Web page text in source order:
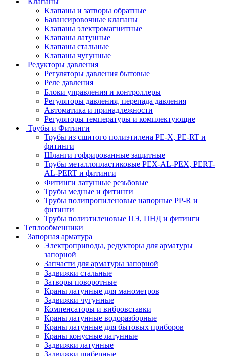
Клапаны и затворы обратные
Балансировочные клапаны
Клапаны электромагнитные
Клапаны латунные
Клапаны стальные
Клапаны чугунные
Редукторы давления
Регуляторы давления бытовые
Реле давления
Блоки управления и контроллеры
Регуляторы давления, перепада давления
Автоматика и принадлежности
Регуляторы температуры и комплектующие
Трубы и Фитинги
Трубы из сшитого полиэтилена PE-X, PE-RT и
фитинги
Шланги гофрированные защитные
Трубы металлопластиковые PEX-AL-PEX, PERT-
AL-PERT и фитинги
Фитинги латунные резьбовые
Трубы медные и фитинги
Трубы полипропиленовые напорные PP-R и
фитинги
Трубы полиэтиленовые ПЭ, ПНД и фитинги
Теплообменники
Запорная арматура
Электроприводы, редукторы для арматуры
запорной
Запчасти для арматуры запорной
Задвижки стальные
Затворы поворотные
Краны латунные для манометров
Задвижки чугунные
Компенсаторы и вибровставки
Краны латунные водоразборные
Краны латунные для бытовых приборов
Краны конусные латунные
Задвижки латунные
Задвижки шиберные